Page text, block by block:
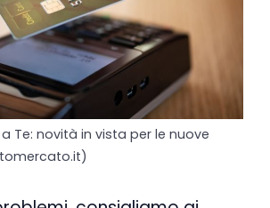
Te: novità in vista per le nuove